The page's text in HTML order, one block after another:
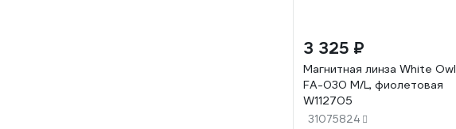
3 325 ₽
Магнитная линза White Owl
FA-030 M/L, фиолетовая
W112705
31075824